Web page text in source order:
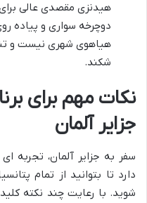
هیدنزی مقصدی عالی
دوچرخه سواری و پیاده
هیاهوی شهری نیست و
شکند.
نکات مهم برای
جزایر آلمان
سفر به جزایر آلمان، تجربه
دارد تا بتوانید از تمام
شوید. با رعایت چند نکته